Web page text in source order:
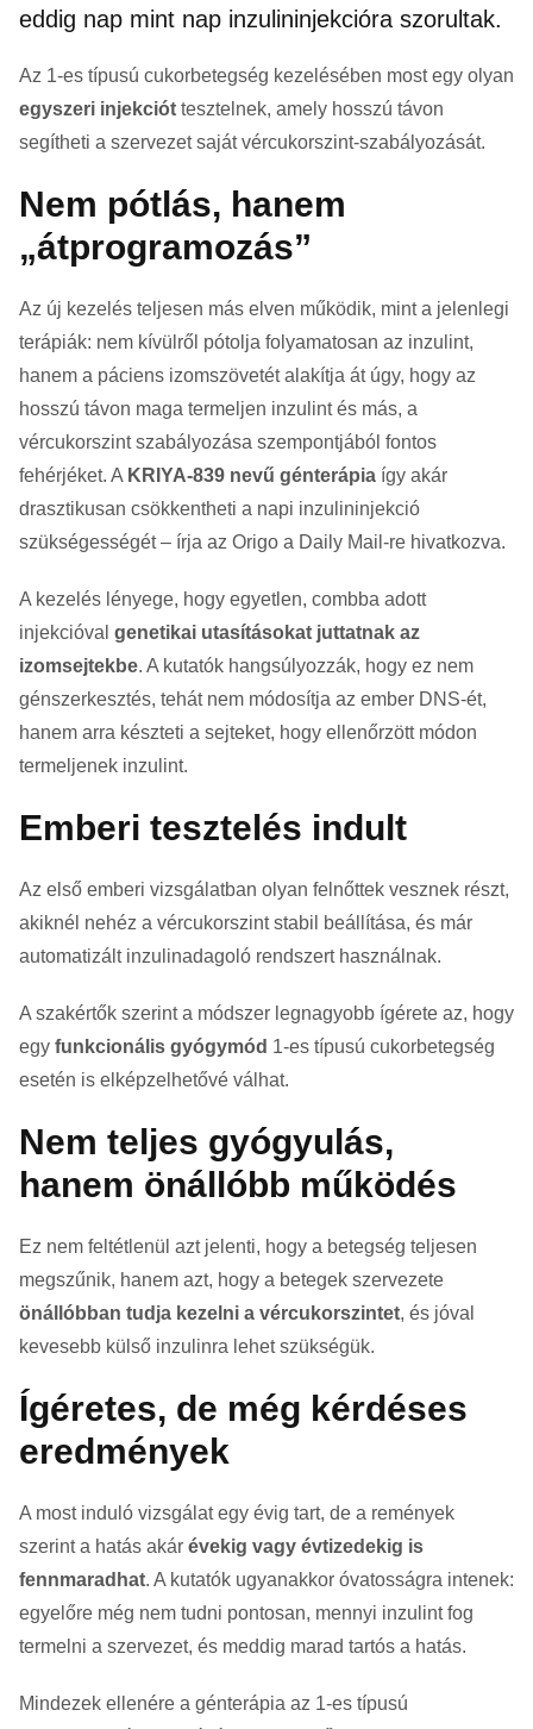
eddig nap mint nap inzulininjekcióra szorultak.
Az 1-es típusú cukorbetegség kezelésében most egy olyan
egyszeri injekciót tesztelnek, amely hosszú távon
segítheti a szervezet saját vércukorszint-szabályozását.
Nem pótlás, hanem
„átprogramozás”
Az új kezelés teljesen más elven működik, mint a jelenlegi
terápiák: nem kívülről pótolja folyamatosan az inzulint,
hanem a páciens izomszövetét alakítja át úgy, hogy az
hosszú távon maga termeljen inzulint és más, a
vércukorszint szabályozása szempontjából fontos
fehérjéket. A KRIYA-839 nevű génterápia így akár
drasztikusan csökkentheti a napi inzulininjekció
szükségességét – írja az Origo a Daily Mail-re hivatkozva.
A kezelés lényege, hogy egyetlen, combba adott
injekcióval genetikai utasításokat juttatnak az
izomsejtekbe. A kutatók hangsúlyozzák, hogy ez nem
génszerkesztés, tehát nem módosítja az ember DNS-ét,
hanem arra készteti a sejteket, hogy ellenőrzött módon
termeljenek inzulint.
Emberi tesztelés indult
Az első emberi vizsgálatban olyan felnőttek vesznek részt,
akiknél nehéz a vércukorszint stabil beállítása, és már
automatizált inzulinadagoló rendszert használnak.
A szakértők szerint a módszer legnagyobb ígérete az, hogy
egy funkcionális gyógymód 1-es típusú cukorbetegség
esetén is elképzelhetővé válhat.
Nem teljes gyógyulás,
hanem önállóbb működés
Ez nem feltétlenül azt jelenti, hogy a betegség teljesen
megszűnik, hanem azt, hogy a betegek szervezete
önállóbban tudja kezelni a vércukorszintet, és jóval
kevesebb külső inzulinra lehet szükségük.
Ígéretes, de még kérdéses
eredmények
A most induló vizsgálat egy évig tart, de a remények
szerint a hatás akár évekig vagy évtizedekig is
fennmaradhat. A kutatók ugyanakkor óvatosságra intenek:
egyelőre még nem tudni pontosan, mennyi inzulint fog
termelni a szervezet, és meddig marad tartós a hatás.
Mindezek ellenére a génterápia az 1-es típusú